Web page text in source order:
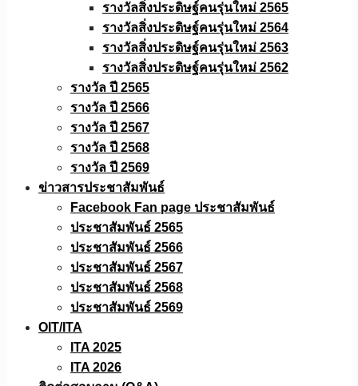
รางวัลสิ่งประดิษฐ์คนรุ่นใหม่ 2565
รางวัลสิ่งประดิษฐ์คนรุ่นใหม่ 2564
รางวัลสิ่งประดิษฐ์คนรุ่นใหม่ 2563
รางวัลสิ่งประดิษฐ์คนรุ่นใหม่ 2562
รางวัล ปี 2565
รางวัล ปี 2566
รางวัล ปี 2567
รางวัล ปี 2568
รางวัล ปี 2569
ข่าวสารประชาสัมพันธ์
Facebook Fan page ประชาสัมพันธ์
ประชาสัมพันธ์ 2565
ประชาสัมพันธ์ 2566
ประชาสัมพันธ์ 2567
ประชาสัมพันธ์ 2568
ประชาสัมพันธ์ 2569
OIT/ITA
ITA 2025
ITA 2026